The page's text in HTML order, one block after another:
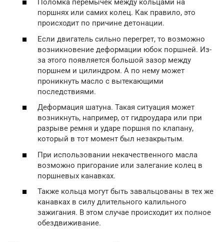
Поломка перемычек между кольцами на
поршнях или самих колец. Как правило, это
происходит по причине детонации.
Если двигатель сильно перегрет, то возможно
возникновение деформации юбок поршней. Из-
за этого появляется большой зазор между
поршнем и цилиндром. А по нему может
проникнуть масло с вытекающими
последствиями.
Деформация шатуна. Такая ситуация может
возникнуть, например, от гидроудара или при
разрыве ремня и ударе поршня по клапану,
который в тот момент был незакрытым.
При использовании некачественного масла
возможно пригорание или залегание колец в
поршневых канавках.
Также кольца могут быть завальцованы в тех же
канавках в силу длительного калильного
зажигания. В этом случае происходит их полное
обездвиживание.